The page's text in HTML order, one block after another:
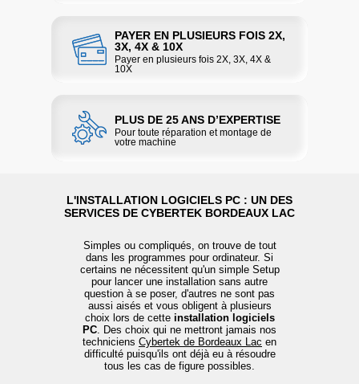
PAYER EN PLUSIEURS FOIS 2X,
3X, 4X & 10X
Payer en plusieurs fois 2X, 3X, 4X &
10X
PLUS DE 25 ANS D’EXPERTISE
Pour toute réparation et montage de
votre machine
L'INSTALLATION LOGICIELS PC : UN DES
SERVICES DE CYBERTEK BORDEAUX LAC
Simples ou compliqués, on trouve de tout
dans les programmes pour ordinateur. Si
certains ne nécessitent qu'un simple Setup
pour lancer une installation sans autre
question à se poser, d'autres ne sont pas
aussi aisés et vous obligent à plusieurs
choix lors de cette installation logiciels
PC. Des choix qui ne mettront jamais nos
techniciens Cybertek de Bordeaux Lac en
difficulté puisqu'ils ont déjà eu à résoudre
tous les cas de figure possibles.